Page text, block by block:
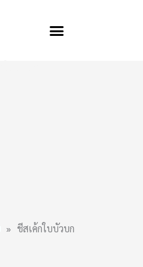
» ชีสเค้กใบบัวบก